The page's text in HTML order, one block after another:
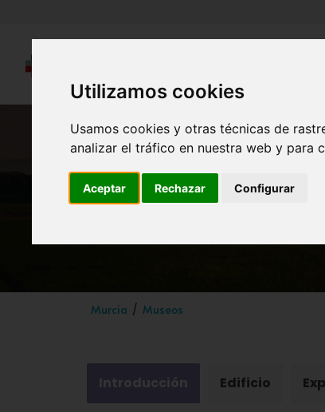
Utilizamos cookies
Usamos cookies y otras técnicas de
analizar el tráfico en nuestra web y para
Aceptar Rechazar Configurar
Murcia Museos
Introducción Edificio